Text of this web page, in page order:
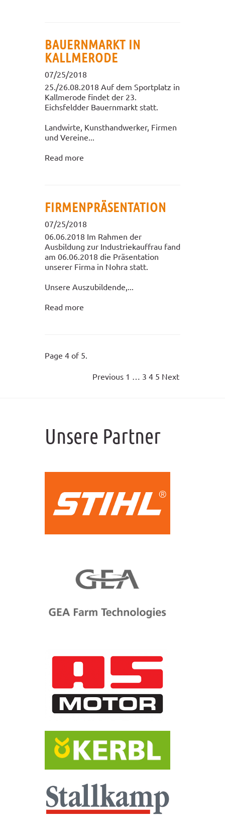
BAUERNMARKT IN
KALLMERODE
07/25/2018
25./26.08.2018 Auf dem Sportplatz in
Kallmerode findet der 23.
Eichsfeldder Bauernmarkt statt.
Landwirte, Kunsthandwerker, Firmen
und Vereine...
Read more
FIRMENPRÄSENTATION
07/25/2018
06.06.2018 Im Rahmen der
Ausbildung zur Industriekauffrau fand
am 06.06.2018 die Präsentation
unserer Firma in Nohra statt.
Unsere Auszubildende,...
Read more
Page 4 of 5.
Previous 1 3 4 5 Next
Unsere Partner